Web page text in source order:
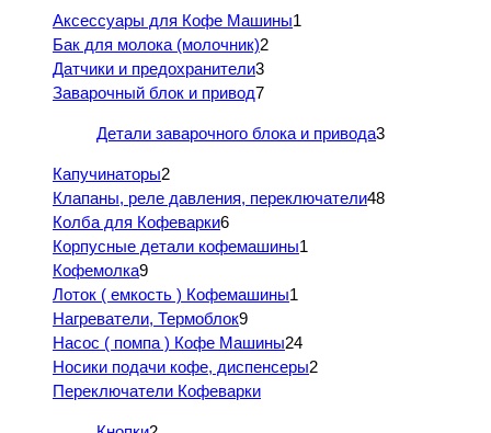
Аксессуары для Кофе Машины1
Бак для молока (молочник)2
Датчики и предохранители3
Заварочный блок и привод7
Детали заварочного блока и привода3
Капучинаторы2
Клапаны, реле давления, переключатели48
Колба для Кофеварки6
Корпусные детали кофемашины1
Кофемолка9
Лоток ( емкость ) Кофемашины1
Нагреватели, Термоблок9
Насос ( помпа ) Кофе Машины24
Носики подачи кофе, диспенсеры2
Переключатели Кофеварки